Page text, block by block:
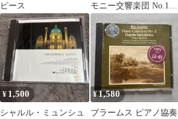
ピース
モニー交響楽団 No.1〜
11＋メドレィズの12枚
セット
¥ 1,500
シャルル・ミュンシュ
¥1,580
ブラームス ピアノ協奏